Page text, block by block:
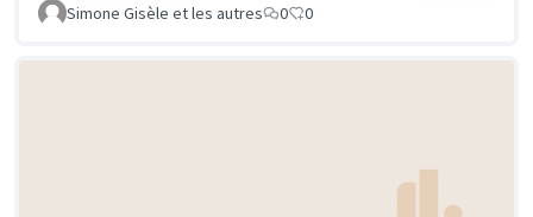
Simone Gisèle et les autres
0 0